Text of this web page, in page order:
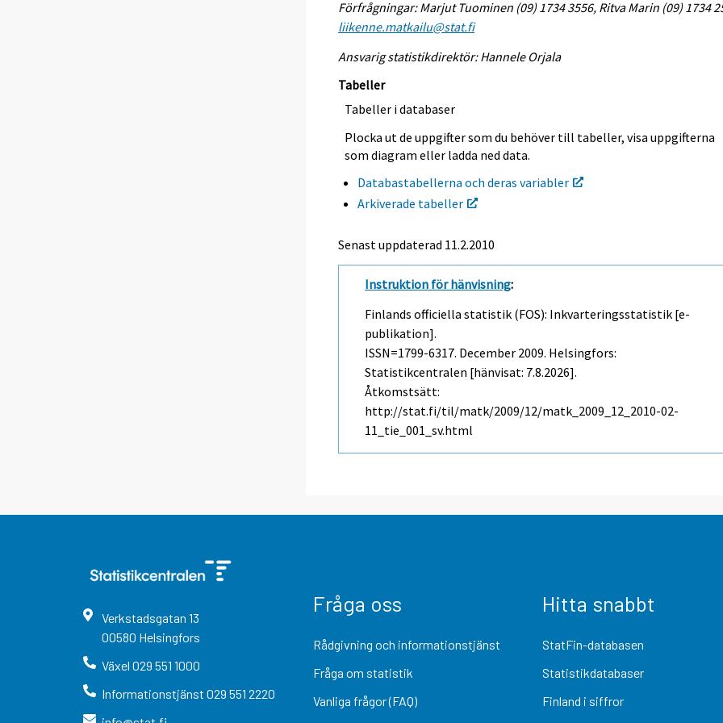
Förfrågningar: Marjut Tuominen (09) 1734 3556, Ritva Marin (09) 1734
liikenne.matkailu@stat.fi
Ansvarig statistikdirektör: Hannele Orjala
Tabeller
Tabeller i databaser
Plocka ut de uppgifter som du behöver till tabeller, visa uppgifterna
som diagram eller ladda ned data.
Databastabellerna och deras variabler
Arkiverade tabeller
Senast uppdaterad 11.2.2010
Instruktion för hänvisning:
Finlands officiella statistik (FOS): Inkvarteringsstatistik [e-
publikation].
ISSN=1799-6317. December 2009. Helsingfors:
Statistikcentralen [hänvisat: 7.8.2026].
Åtkomstsätt:
http://stat.fi/til/matk/2009/12/matk_2009_12_2010-02-
11_tie_001_sv.html
Verkstadsgatan 13
00580 Helsingfors
Växel 029 551 1000
Informationstjänst 029 551 2220
Fråga oss
Rådgivning och informationstjänst
Fråga om statistik
Vanliga frågor (FAQ)
Hitta snabbt
StatFin-databasen
Statistikdatabaser
Finland i siffror